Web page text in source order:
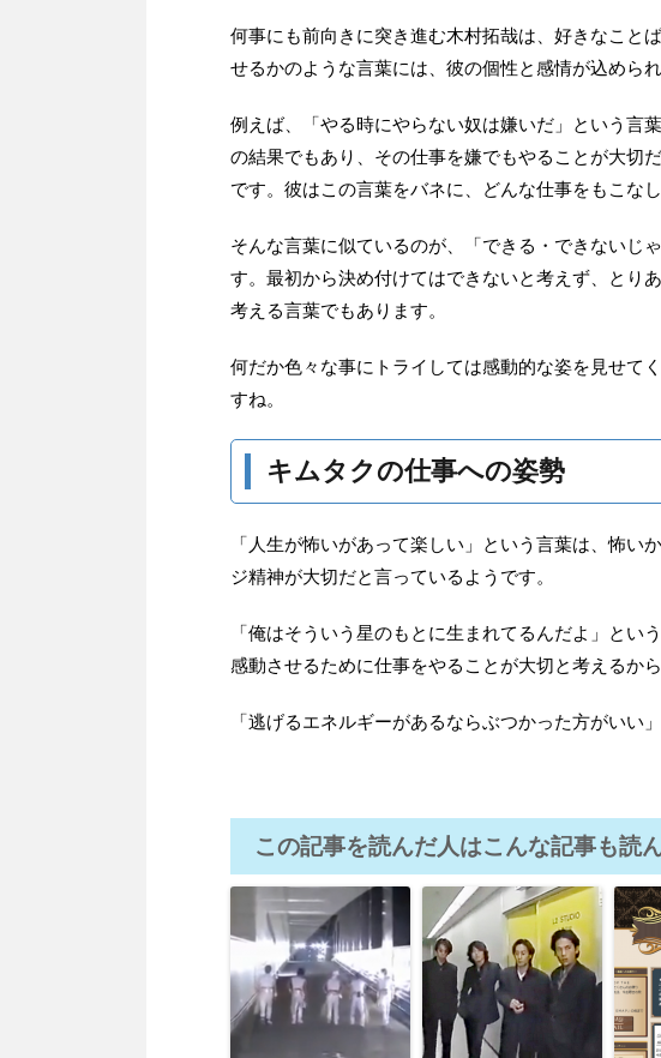
何事にも前向きに突き進む木村拓哉は、好きなこと
せるかのような言葉には、彼の個性と感情が込められ
例えば、「やる時にやらない奴は嫌いだ」という言
の結果でもあり、その仕事を嫌でもやることが大切
です。彼はこの言葉をバネに、どんな仕事をもこな
そんな言葉に似ているのが、「できる・できないじ
す。最初から決め付けてはできないと考えず、とり
考える言葉でもあります。
何だか色々な事にトライしては感動的な姿を見せて
すね。
キムタクの仕事への姿勢
「人生が怖いがあって楽しい」という言葉は、怖い
ジ精神が大切だと言っているようです。
「俺はそういう星のもとに生まれてるんだよ」とい
感動させるために仕事をやることが大切と考えるか
「逃げるエネルギーがあるならぶつかった方がいい
この記事を読んだ人はこんな記事も読